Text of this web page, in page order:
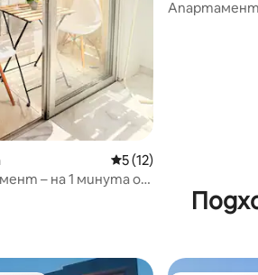
Средна оценка: 5 от
5 (12)
– на 1 минута от
Апартамент